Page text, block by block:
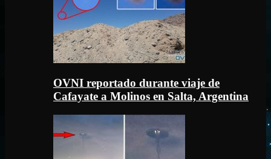
OVNI reportado durante viaje de
Cafayate a Molinos en Salta, Argentina